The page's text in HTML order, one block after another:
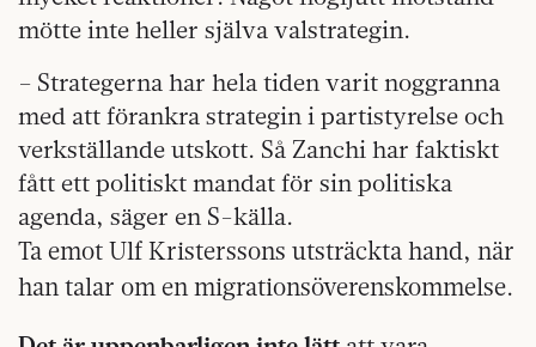
mötte inte heller själva valstrategin.
– Strategerna har hela tiden varit noggranna
med att förankra strategin i partistyrelse och
verkställande utskott. Så Zanchi har faktiskt
fått ett politiskt mandat för sin politiska
agenda, säger en S-källa.
Ta emot Ulf Kristerssons utsträckta hand, när
han talar om en migrationsöverenskommelse.